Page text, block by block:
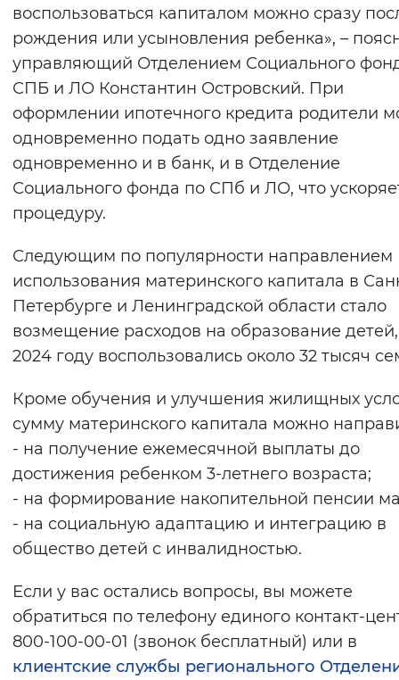
Вернуть стандартные настройки
воспользоваться капиталом можно сразу
рождения или усыновления ребенка», –
управляющий Отделением Социального
СПБ и ЛО Константин Островский. При
оформлении ипотечного кредита родители
одновременно подать одно заявление
одновременно и в банк, и в Отделение
Социального фонда по СПб и ЛО, что
процедуру.
Следующим по популярности направлением
использования материнского капитала в
Петербурге и Ленинградской области стало
возмещение расходов на образование
2024 году воспользовались около 32 тысяч
Кроме обучения и улучшения жилищных
сумму материнского капитала можно
- на получение ежемесячной выплаты до
достижения ребенком 3-летнего возраста;
- на формирование накопительной пенсии
- на социальную адаптацию и интеграцию в
общество детей с инвалидностью.
Если у вас остались вопросы, вы можете
обратиться по телефону единого контакт-
800-100-00-01 (звонок бесплатный) или в
клиентские службы регионального